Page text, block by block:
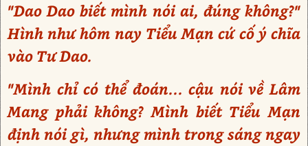
"Dao Dao biết mình nói ai, đúng không?"
Hình như hôm nay Tiểu Mạn cứ cố ý chĩa
vào Tư Dao.
"Mình chỉ có thể đoán... cậu nói về Lâm
Mang phải không? Mình biết Tiểu Mạn
định nói gì, nhưng mình trong sáng ngay